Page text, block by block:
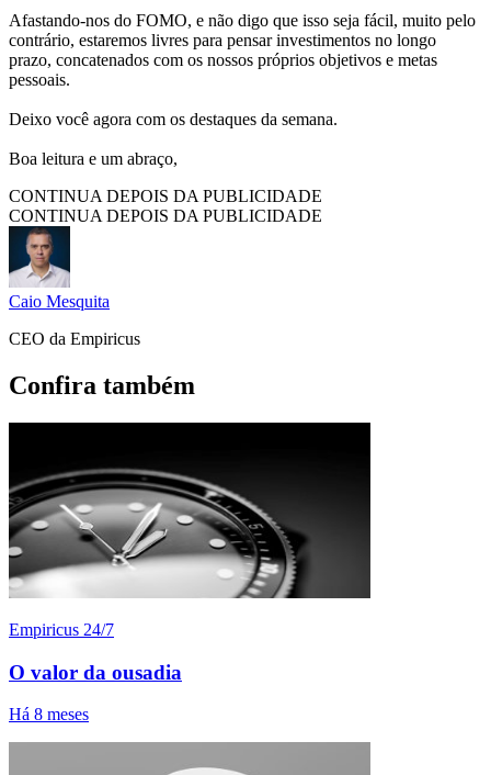
Afastando-nos do FOMO, e não digo que isso seja fácil, muito pelo
contrário, estaremos livres para pensar investimentos no longo
prazo, concatenados com os nossos próprios objetivos e metas
pessoais.
Deixo você agora com os destaques da semana.
Boa leitura e um abraço,
CONTINUA DEPOIS DA PUBLICIDADE
CONTINUA DEPOIS DA PUBLICIDADE
Caio Mesquita
CEO da Empiricus
Confira também
Empiricus 24/7
O valor da ousadia
Há 8 meses